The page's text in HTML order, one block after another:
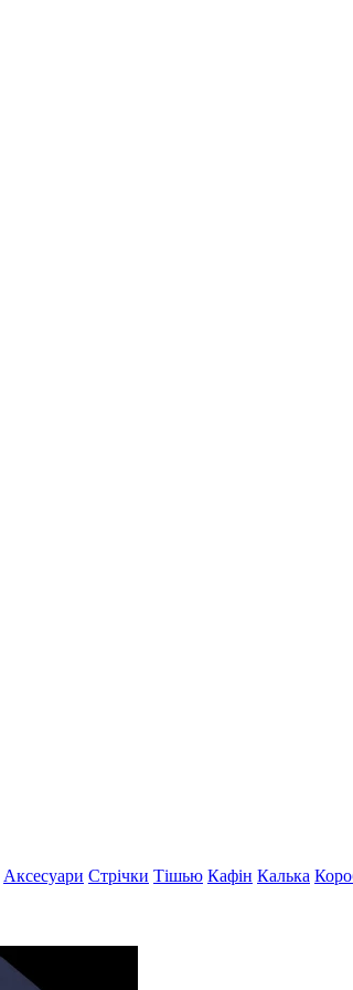
Аксесуари Стрiчки Тішью Кафін Калька